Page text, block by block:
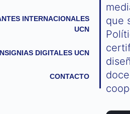
INTERNACIONALES
UCN
DIGITALES UCN
CONTACTO
que